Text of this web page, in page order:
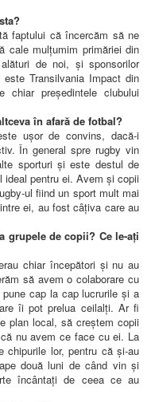
faptului că încercăm să ne
cale mulțumim primăriei din
de noi, și sponsorilor
Transilvania Impact din
chiar președintele clubului
în afară de fotbal?
ușor de convins, dacă-i
În general spre rugby vin
sporturi și este destul de
pentru ei. Avem și copii
ul fiind un sport mult mai
ei, au fost câțiva care au
grupele de copii? Ce le-ați
chiar începători și nu au
să avem o colaborare cu
cap la cap lucrurile și a
îi pot prelua ceilalți. Ar fi
plan local, să creștem copii
nu avem ce face cu ei. La
chipurile lor, pentru că și-au
două luni de când vin și
încântați de ceea ce au